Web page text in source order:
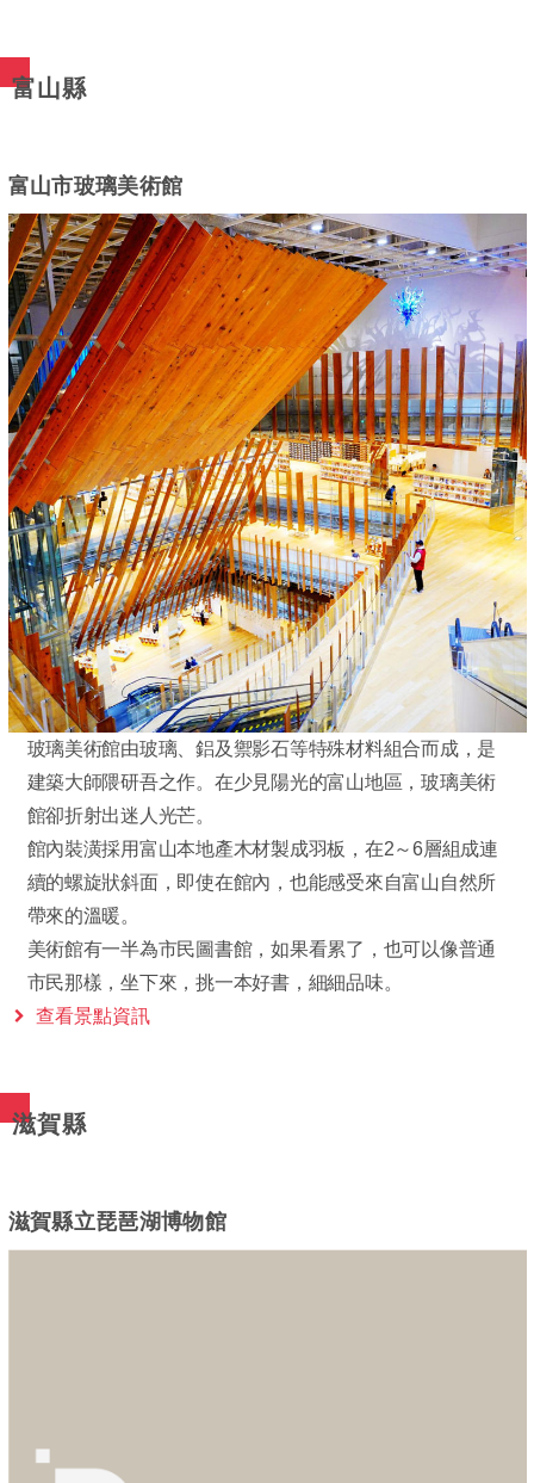
富山縣
富山市玻璃美術館
玻璃美術館由玻璃、鋁及禦影石等特殊材料組合而成，是
建築大師隈研吾之作。在少見陽光的富山地區，玻璃美術
館卻折射出迷人光芒。
館內裝潢採用富山本地產木材製成羽板，在2～6層組成連
續的螺旋狀斜面，即使在館內，也能感受來自富山自然所
帶來的溫暖。
美術館有一半為市民圖書館，如果看累了，也可以像普通
市民那樣，坐下來，挑一本好書，細細品味。
查看景點資訊
滋賀縣
滋賀縣立琵琶湖博物館